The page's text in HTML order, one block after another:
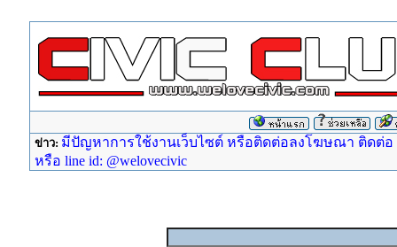
ข่าว: มีปัญหาการใช้งานเว็บไซต์ หรือติดต่อลงโฆษณา ติดต่อ
หรือ line id: @welovecivic